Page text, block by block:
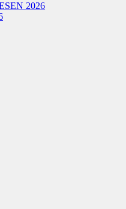
2026